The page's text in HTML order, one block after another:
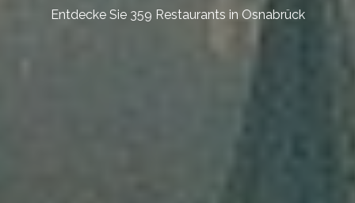
Entdecke Sie 359 Restaurants in Osnabrück